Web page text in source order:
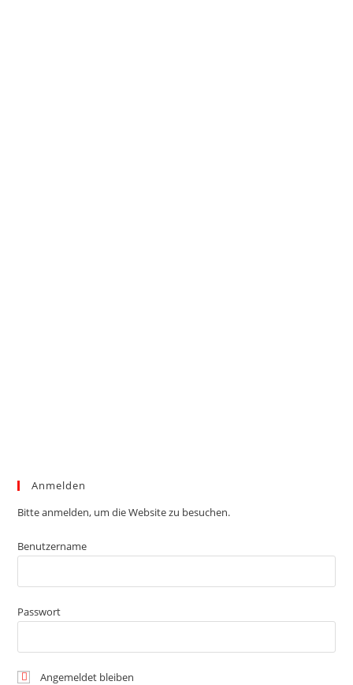
Anmelden
Bitte anmelden, um die Website zu besuchen.
Benutzername
Passwort
Angemeldet bleiben